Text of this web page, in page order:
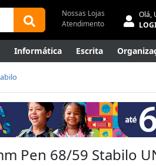
Nossas Lojas
Atendimento
Olá,
Informática Escrita
Canetas Luxo
Outlet
Pen 68/59 Stabilo